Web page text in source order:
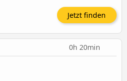
Jetzt finden
0h 20min